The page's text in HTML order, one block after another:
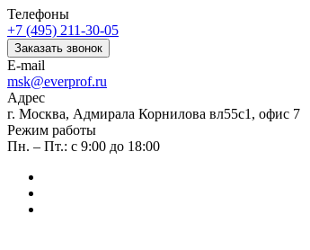
Телефоны
+7 (495) 211-30-05
Заказать звонок
E-mail
msk@everprof.ru
Адрес
г. Москва, Адмирала Корнилова вл55с1, офис 7
Режим работы
Пн. – Пт.: с 9:00 до 18:00